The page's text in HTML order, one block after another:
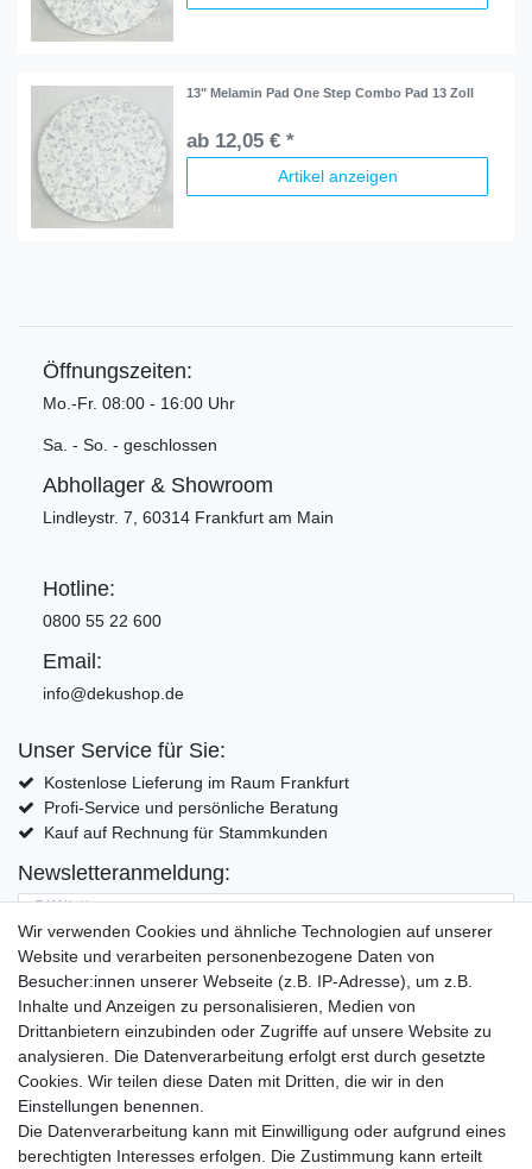
13" Melamin Pad One Step Combo Pad 13 Zoll
ab 12,05 € *
Artikel anzeigen
Öffnungszeiten:
Mo.-Fr. 08:00 - 16:00 Uhr
Sa. - So. - geschlossen
Abhollager & Showroom
Lindleystr. 7, 60314 Frankfurt am Main
Hotline:
0800 55 22 600
Email:
info@dekushop.de
Unser Service für Sie:
Kostenlose Lieferung im Raum Frankfurt
Profi-Service und persönliche Beratung
Kauf auf Rechnung für Stammkunden
Newsletteranmeldung:
E-MAIL **
Hiermit bestätige ich, dass ich die Daten­schutz­erklärung
Einwilligung kann ich jederzeit widerrufen.**
Abonnieren
** Hierbei handelt es sich um ein Pflichtfeld.
Widerrufs­recht Widerrufs­formular Impressum
Wir verwenden Cookies und ähnliche Technologien auf unserer
Website und verarbeiten personenbezogene Daten von
Besucher:innen unserer Webseite (z.B. IP-Adresse), um z.B.
Inhalte und Anzeigen zu personalisieren, Medien von
Drittanbietern einzubinden oder Zugriffe auf unsere Website zu
analysieren. Die Datenverarbeitung erfolgt erst durch gesetzte
Cookies. Wir teilen diese Daten mit Dritten, die wir in den
Einstellungen benennen.
Die Datenverarbeitung kann mit Einwilligung oder aufgrund eines
berechtigten Interesses erfolgen. Die Zustimmung kann erteilt